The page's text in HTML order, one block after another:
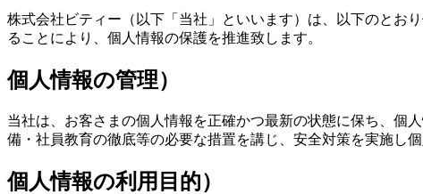
株式会社ビティー（以下「当社」といいます）は、以下のとお
ることにより、個人情報の保護を推進致します。
個人情報の管理）
当社は、お客さまの個人情報を正確かつ最新の状態に保ち、個
備・社員教育の徹底等の必要な措置を講じ、安全対策を実施し
個人情報の利用目的）